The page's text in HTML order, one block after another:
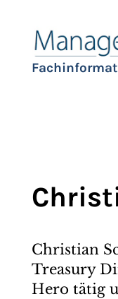
Christian
Treasury
Hero tätig